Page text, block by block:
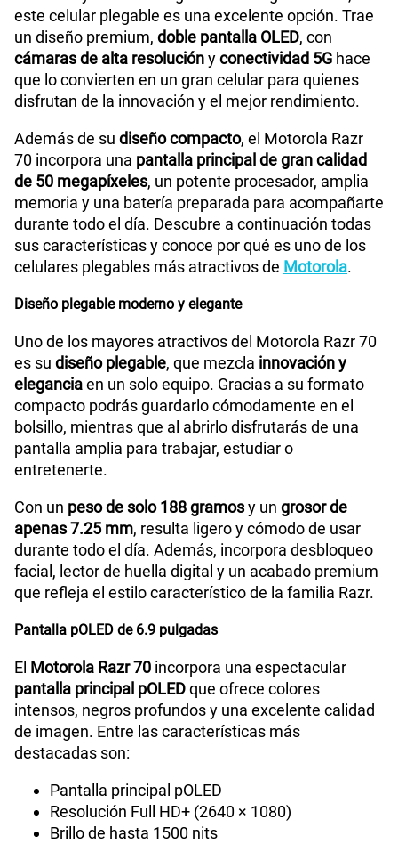
Tamaño de Pantalla Main: 6.9" CLI: 3.63"
WiFI
Peso 188g
Bluetooth
Cámara de fotos Frontal 32 MP
Radio FM
Tipo de Batería
Capacidad Memoria Externa NA
Capacidad Memoria RAM
GPS
Reconocimiento Facial
este celular plegable es una excelente opción. Trae
un diseño premium, doble pantalla OLED, con
cámaras de alta resoluciónyconectividad 5G hace
que lo convierten en un gran celular para quienes
disfrutan de la innovación y el mejor rendimiento.
Además de su diseño compacto, el Motorola Razr
70 incorpora una pantalla principal de gran calidad
de 50 megapíxeles, un potente procesador, amplia
memoria y una batería preparada para acompañarte
durante todo el día. Descubre a continuación todas
sus características y conoce por qué es uno de los
celulares plegables más atractivos de Motorola.
Diseño plegable moderno y elegante
Uno de los mayores atractivos del Motorola Razr 70
es su diseño plegable, que mezcla innovación y
eleganciaen un solo equipo. Gracias a su formato
compacto podrás guardarlo cómodamente en el
bolsillo, mientras que al abrirlo disfrutarás de una
pantalla amplia para trabajar, estudiar o
entretenerte.
Con un peso de solo 188 gramosy un grosor de
apenas 7.25 mm, resulta ligero y cómodo de usar
durante todo el día. Además, incorpora desbloqueo
facial, lector de huella digital y un acabado premium
que refleja el estilo característico de la familia Razr.
Pantalla pOLED de 6.9 pulgadas
El Motorola Razr 70 incorpora una espectacular
pantalla principal pOLEDque ofrece colores
intensos, negros profundos y una excelente calidad
de imagen. Entre las características más
destacadas son:
Pantalla principal pOLED
Resolución Full HD+ (2640 × 1080)
Brillo de hasta 1500 nits